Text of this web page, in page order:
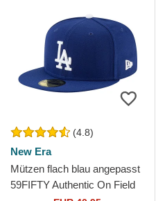
(4.8)
New Era
Mützen flach blau angepasst
59FIFTY Authentic On Field